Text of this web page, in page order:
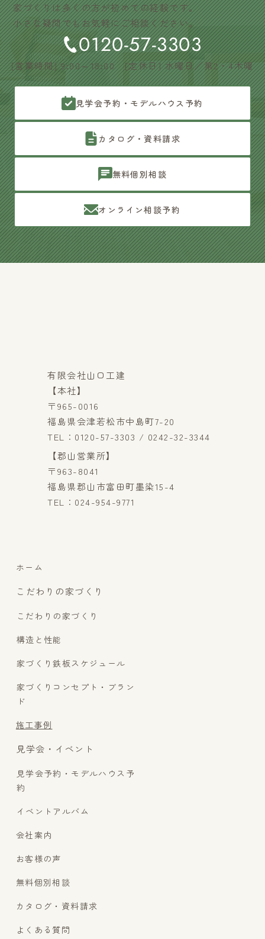
家づくりは多くの方が初めての経験です。
小さな疑問でもお気軽にご相談ください。
0120-57-3303
[営業時間] 9:00～18:00 [定休日] 水曜日／第2・4木曜
見学会予約・モデルハウス予約
カタログ・資料請求
無料個別相談
オンライン相談予約
有限会社山口工建
【本社】
〒965-0016
福島県会津若松市中島町7-20
TEL：0120-57-3303 / 0242-32-3344
【郡山営業所】
〒963-8041
福島県郡山市富田町墨染15-4
TEL：024-954-9771
ホーム
こだわりの家づくり
こだわりの家づくり
構造と性能
家づくり鉄板スケジュール
家づくりコンセプト・ブラン
ド
施工事例
見学会・イベント
見学会予約・モデルハウス予
約
イベントアルバム
会社案内
無料個別相談
カタログ・資料請求
お客様の声
よくある質問